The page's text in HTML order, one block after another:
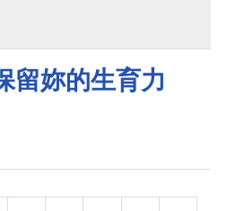
留妳的生育力